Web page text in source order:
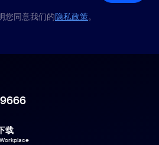
您同意我们的隐私政策。
载